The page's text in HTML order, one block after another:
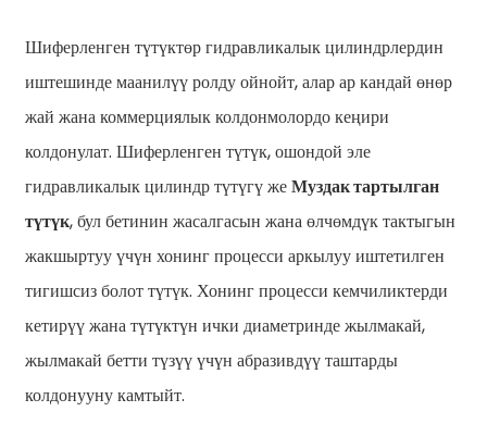
Шиферленген түтүктөр гидравликалык цилиндрлердин
иштешинде маанилүү ролду ойнойт, алар ар кандай өнөр
жай жана коммерциялык колдонмолордо кеңири
колдонулат. Шиферленген түтүк, ошондой эле
гидравликалык цилиндр түтүгү жеМуздак тартылган
түтүк, бул бетинин жасалгасын жана өлчөмдүк тактыгын
жакшыртуу үчүн хонинг процесси аркылуу иштетилген
тигишсиз болот түтүк. Хонинг процесси кемчиликтерди
кетирүү жана түтүктүн ички диаметринде жылмакай,
жылмакай бетти түзүү үчүн абразивдүү таштарды
колдонууну камтыйт.